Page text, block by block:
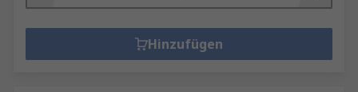
Hinzufügen